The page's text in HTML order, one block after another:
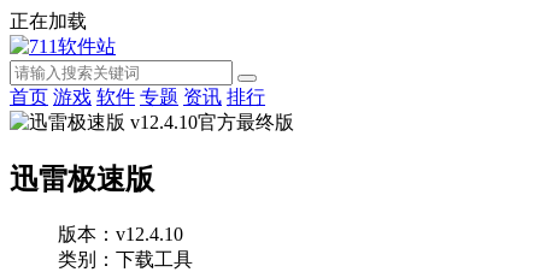
正在加载
首页 游戏 软件 专题 资讯 排行
迅雷极速版
版本：v12.4.10
类别：下载工具